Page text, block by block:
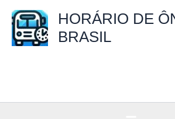
para
HORÁRIO DE
BRASIL